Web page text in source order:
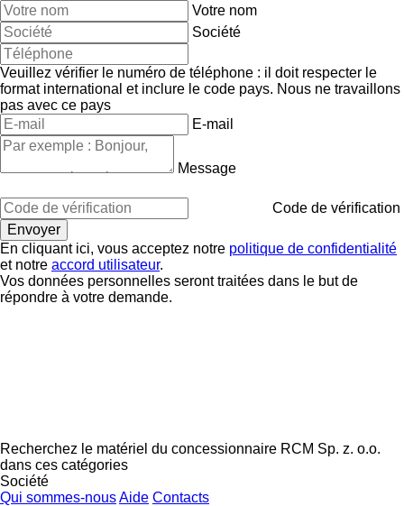
Votre nom
Société
Veuillez vérifier le numéro de téléphone : il doit respecter le
format international et inclure le code pays. Nous ne travaillons
pas avec ce pays
E-mail
Message
Code de vérification
En cliquant ici, vous acceptez notre politique de confidentialité
et notre accord utilisateur.
Vos données personnelles seront traitées dans le but de
répondre à votre demande.
Recherchez le matériel du concessionnaire RCM Sp. z. o.o.
dans ces catégories
Société
Qui sommes-nousAide Contacts